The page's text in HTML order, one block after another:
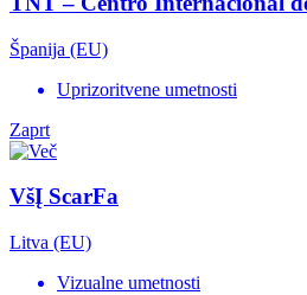
Španija (EU)
Uprizoritvene umetnosti
Zaprt
VšĮ ScarFa
Litva (EU)
Vizualne umetnosti